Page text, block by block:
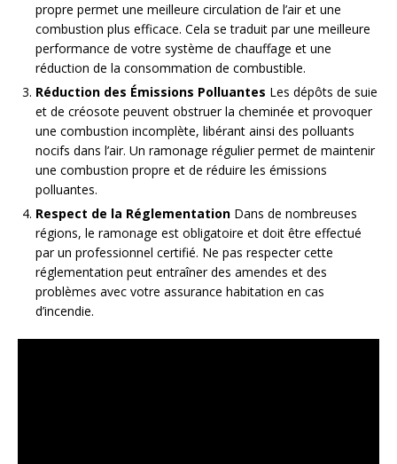
propre permet une meilleure circulation de l’air et une
combustion plus efficace. Cela se traduit par une meilleure
performance de votre système de chauffage et une
réduction de la consommation de combustible.
Réduction des Émissions Polluantes Les dépôts de suie
et de créosote peuvent obstruer la cheminée et provoquer
une combustion incomplète, libérant ainsi des polluants
nocifs dans l’air. Un ramonage régulier permet de maintenir
une combustion propre et de réduire les émissions
polluantes.
Respect de la Réglementation Dans de nombreuses
régions, le ramonage est obligatoire et doit être effectué
par un professionnel certifié. Ne pas respecter cette
réglementation peut entraîner des amendes et des
problèmes avec votre assurance habitation en cas
d’incendie.